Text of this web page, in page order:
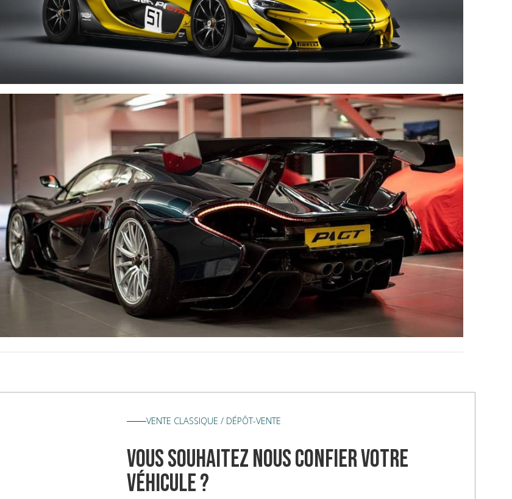
VENTE CLASSIQUE / DÉPÔT-VENTE
vous souhaitez nous confier votre
véhicule ?